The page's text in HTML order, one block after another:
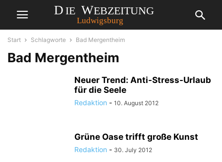
Start Schlagworte Bad Mergentheim
Bad Mergentheim
Neuer Trend: Anti-Stress-Urlaub
für die Seele
Redaktion - 10. August 2012
Grüne Oase trifft große Kunst
Redaktion - 30. July 2012